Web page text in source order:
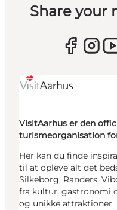
Share your
VisitAarhus er den
turismeorganisation
Her kan du finde
til at opleve alt det
Silkeborg, Randers,
fra kultur, gastronomi
og unikke attraktioner.